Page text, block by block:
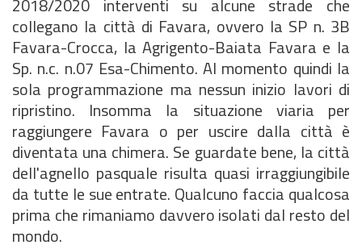
2018/2020 interventi su alcune strade che
collegano la città di Favara, ovvero la SP n. 3B
Favara-Crocca, la Agrigento-Baiata Favara e la
Sp. n.c. n.07 Esa-Chimento. Al momento quindi la
sola programmazione ma nessun inizio lavori di
ripristino. Insomma la situazione viaria per
raggiungere Favara o per uscire dalla città è
diventata una chimera. Se guardate bene, la città
dell'agnello pasquale risulta quasi irraggiungibile
da tutte le sue entrate. Qualcuno faccia qualcosa
prima che rimaniamo davvero isolati dal resto del
mondo.